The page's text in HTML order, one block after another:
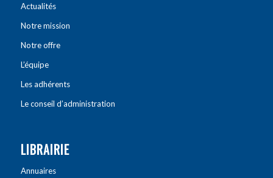
Actualités
Notre mission
Notre offre
L’équipe
Les adhérents
Le conseil d’administration
LIBRAIRIE
Annuaires